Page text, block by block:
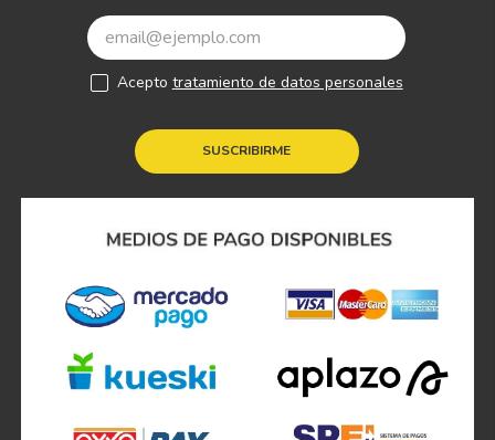
SUSCRIBIRME
Acepto tratamiento de datos personales